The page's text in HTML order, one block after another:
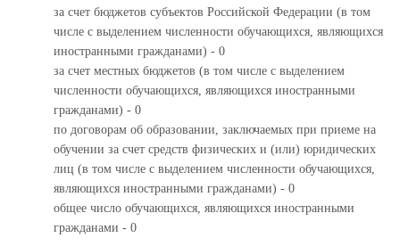
за счет бюджетов субъектов Российской Федерации (в том
числе с выделением численности обучающихся, являющихся
иностранными гражданами) - 0
за счет местных бюджетов (в том числе с выделением
численности обучающихся, являющихся иностранными
гражданами) - 0
по договорам об образовании, заключаемых при приеме на
обучении за счет средств физических и (или) юридических
лиц (в том числе с выделением численности обучающихся,
являющихся иностранными гражданами) - 0
общее число обучающихся, являющихся иностранными
гражданами - 0